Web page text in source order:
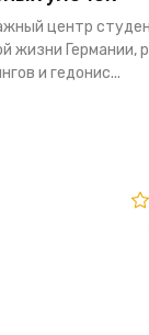
центр
жизни Германии,
и гедонис...